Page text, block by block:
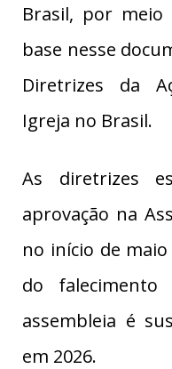
Brasil, por meio
base nesse
Diretrizes da
Igreja no Brasil.
As diretrizes
aprovação na
no início de
do falecimento
assembleia é
em 2026.